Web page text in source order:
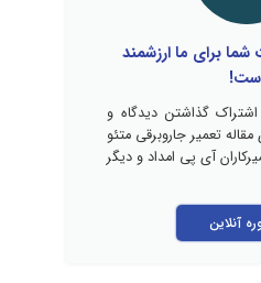
برای ما ارزشمند
گذاشتن دیدگاه و
تعمیر جاروبرقی متئو
آی پی امداد و دیگر
آنلاین